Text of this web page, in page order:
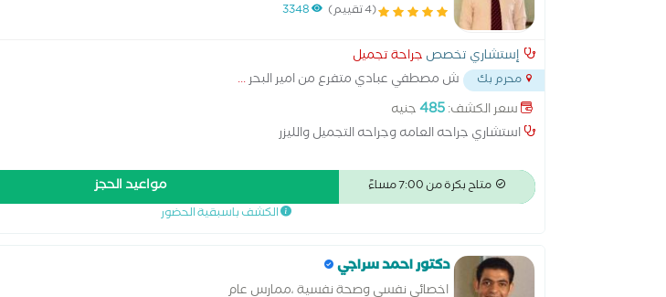
(4 تقييم) 3348
إستشاري تخصص جراحة تجميل
محرم بك ش مصطفي عبادي متفرع من امير البحر...
سعر الكشف:485جنيه
استشاري جراحه العامه وجراحه التجميل والليزر
متاح بكرة من 7:00 مساءً مواعيد الحجز
الكشف باسبقية الحضور
دكتور احمد سراجي
اخصائي نفسي وصحة نفسية ،ممارس عام